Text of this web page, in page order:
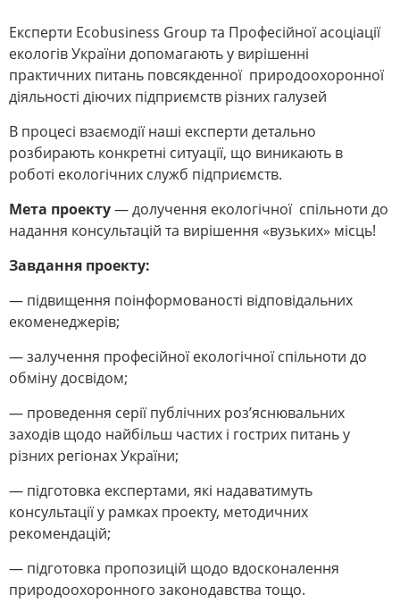
Експерти Ecobusiness Group та Професійної асоціації
екологів України допомагають у вирішенні
практичних питань повсякденної природоохоронної
діяльності діючих підприємств різних галузей
В процесі взаємодії наші експерти детально
розбирають конкретні ситуації, що виникають в
роботі екологічних служб підприємств.
Мета проекту— долучення екологічної спільноти до
надання консультацій та вирішення «вузьких» місць!
Завдання проекту:
— підвищення поінформованості відповідальних
екоменеджерів;
— залучення професійної екологічної спільноти до
обміну досвідом;
— проведення серії публічних роз’яснювальних
заходів щодо найбільш частих і гострих питань у
різних регіонах України;
— підготовка експертами, які надаватимуть
консультації у рамках проекту, методичних
рекомендацій;
— підготовка пропозицій щодо вдосконалення
природоохоронного законодавства тощо.